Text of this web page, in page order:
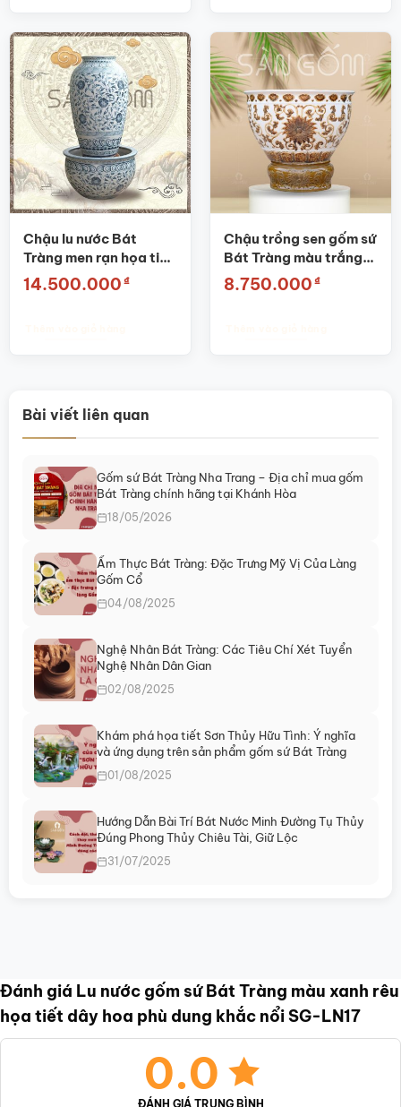
Chậu lu nước Bát
Tràng men rạn họa tiết
hoa đồng tiền SG-
LN09
14.500.000 ₫
Chậu trồng sen gốm sứ
Bát Tràng màu trắng
nâu họa tiết dây hoa
phù dung khắc nổi SG-
8.750.000 ₫
Bài viết liên quan
Gốm sứ Bát Tràng Nha Trang – Địa chỉ mua gốm
Bát Tràng chính hãng tại Khánh Hòa
18/05/2026
Ẩm Thực Bát Tràng: Đặc Trưng Mỹ Vị Của Làng
Gốm Cổ
04/08/2025
Nghệ Nhân Bát Tràng: Các Tiêu Chí Xét Tuyển
Nghệ Nhân Dân Gian
02/08/2025
Khám phá họa tiết Sơn Thủy Hữu Tình: Ý nghĩa
và ứng dụng trên sản phẩm gốm sứ Bát Tràng
01/08/2025
Hướng Dẫn Bài Trí Bát Nước Minh Đường Tụ Thủy
Đúng Phong Thủy Chiêu Tài, Giữ Lộc
31/07/2025
Đánh giá Lu nước gốm sứ Bát Tràng màu xanh rêu
họa tiết dây hoa phù dung khắc nổi SG-LN17
0.0
ĐÁNH GIÁ TRUNG BÌNH